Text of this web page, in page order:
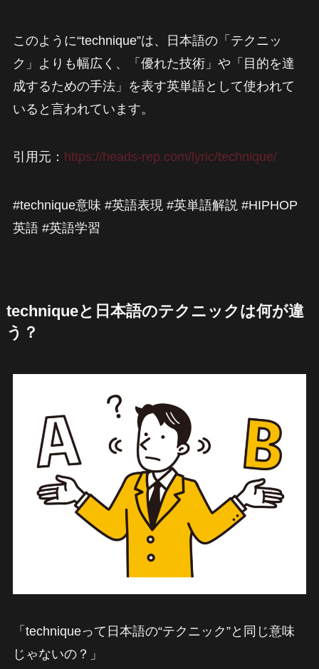
このように“technique”は、日本語の「テクニッ
ク」よりも幅広く、「優れた技術」や「目的を達
成するための手法」を表す英単語として使われて
いると言われています。
引用元： https://heads-rep.com/lyric/technique/
#technique意味 #英語表現 #英単語解説 #HIPHOP
英語 #英語学習
techniqueと日本語のテクニックは何が違
う？
「techniqueって日本語の“テクニック”と同じ意味
じゃないの？」